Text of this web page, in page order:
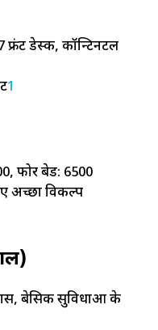
फ्रंट डेस्क, कॉन्टिनेंटल
1
फोर बेड: ₹6500
अच्छा विकल्प
बेसिक सुविधाओं के